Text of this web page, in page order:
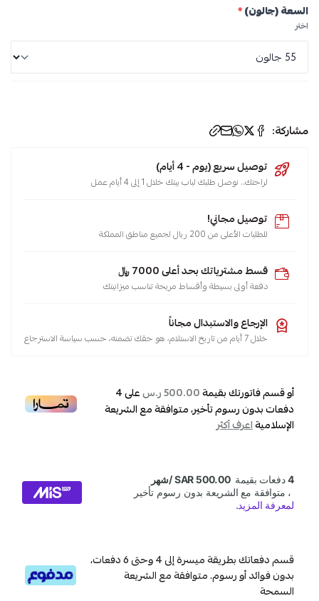
السعة (جالون)*
اختر
مشاركة:
توصيل سريع (يوم - 4 أيام)
لراحتك.. نوصل طلبك لباب بيتك خلال 1 إلى 4 أيام عمل
توصيل مجاني!
للطلبات الأعلى من 200 ريال لجميع مناطق المملكة
قسط مشترياتك بحد أعلى 7000 ﷼
دفعة أولى بسيطة وأقساط مريحة تناسب ميزانيتك
الإرجاع والاستبدال مجاناً
خلال 7 أيام من تاريخ الاستلام، هو حقك تضمنه، حسب سياسة الاسترجاع
أو قسم فاتورتك بقيمة500.00 ر.س على4
دفعات بدون رسوم تأخير، متوافقة مع الشريعة
الإسلاميةاعرف أكثر
قسم دفعاتك بطريقة ميسرة إلى 4 وحتى 6 دفعات،
بدون فوائد أو رسوم. متوافقة مع الشريعة
السمحة